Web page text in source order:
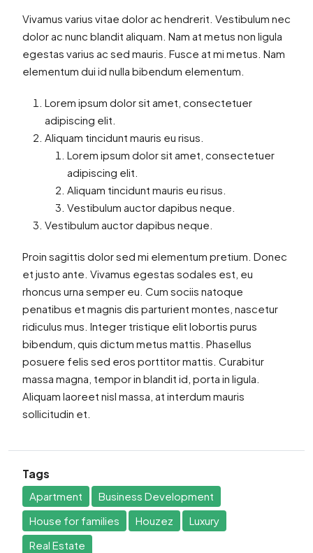
Vivamus varius vitae dolor ac hendrerit. Vestibulum nec
dolor ac nunc blandit aliquam. Nam at metus non ligula
egestas varius ac sed mauris. Fusce at mi metus. Nam
elementum dui id nulla bibendum elementum.
Lorem ipsum dolor sit amet, consectetuer
adipiscing elit.
Aliquam tincidunt mauris eu risus.
Lorem ipsum dolor sit amet, consectetuer
adipiscing elit.
Aliquam tincidunt mauris eu risus.
Vestibulum auctor dapibus neque.
Vestibulum auctor dapibus neque.
Proin sagittis dolor sed mi elementum pretium. Donec
et justo ante. Vivamus egestas sodales est, eu
rhoncus urna semper eu. Cum sociis natoque
penatibus et magnis dis parturient montes, nascetur
ridiculus mus. Integer tristique elit lobortis purus
bibendum, quis dictum metus mattis. Phasellus
posuere felis sed eros porttitor mattis. Curabitur
massa magna, tempor in blandit id, porta in ligula.
Aliquam laoreet nisl massa, at interdum mauris
sollicitudin et.
Tags
Apartment
Business Development
House for families
Houzez
Luxury
Real Estate